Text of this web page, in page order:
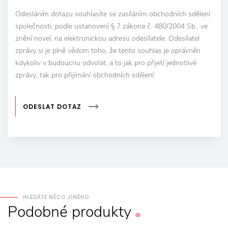
Odesláním dotazu souhlasíte se zasíláním obchodních sdělení
společnosti, podle ustanovení § 7 zákona č. 480/2004 Sb., ve
znění novel, na elektronickou adresu odesílatele. Odesílatel
zprávy si je plně vědom toho, že tento souhlas je oprávněn
kdykoliv v budoucnu odvolat, a to jak pro přijetí jednotlivé
zprávy, tak pro přijímání obchodních sdělení.
ODESLAT DOTAZ
HLEDÁTE NĚCO JINÉHO
Podobné produkty